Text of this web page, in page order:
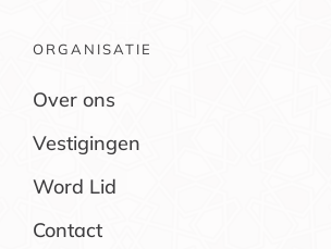
ORGANISATIE
Over ons
Vestigingen
Word Lid
Contact